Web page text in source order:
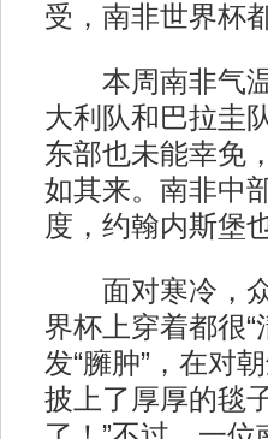
受，南非世界杯
本周南非气温
大利队和巴拉圭
东部也未能幸免
如其来。南非中
度，约翰内斯堡
面对寒冷，众
界杯上穿着都很
发“臃肿”，在对
披上了厚厚的毯